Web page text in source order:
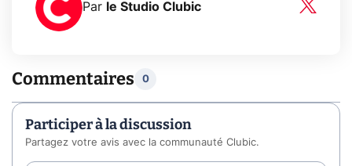
Par le Studio Clubic
Commentaires 0
Participer à la discussion
Partagez votre avis avec la communauté Clubic.